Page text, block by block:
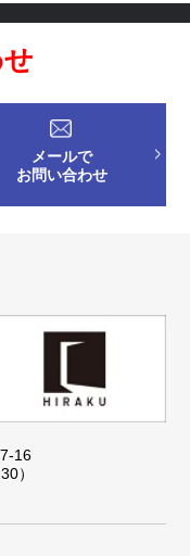
メールで
お問い合わせ
16
）